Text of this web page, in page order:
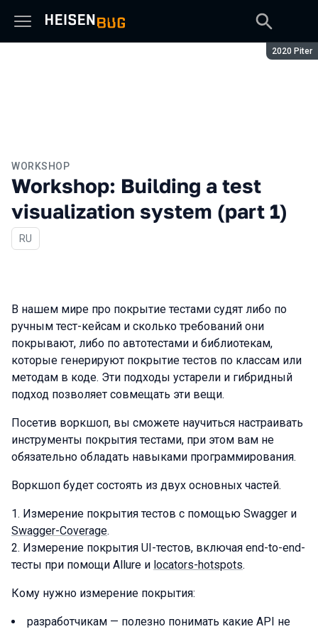
Season:
2020 Piter
WORKSHOP
Workshop: Building a test
visualization system (part 1)
In Russian
RU
В нашем мире про покрытие тестами судят либо по
ручным тест-кейсам и сколько требований они
покрывают, либо по автотестами и библиотекам,
которые генерируют покрытие тестов по классам или
методам в коде. Эти подходы устарели и гибридный
подход позволяет совмещать эти вещи.
Посетив воркшоп, вы сможете научиться настраивать
инструменты покрытия тестами, при этом вам не
обязательно обладать навыками программирования.
Воркшоп будет состоять из двух основных частей.
Измерение покрытия тестов с помощью Swagger и
Swagger-Coverage.
Измерение покрытия UI-тестов, включая end-to-end-
тесты при помощи Allure и locators-hotspots.
Кому нужно измерение покрытия:
разработчикам — полезно понимать какие API не